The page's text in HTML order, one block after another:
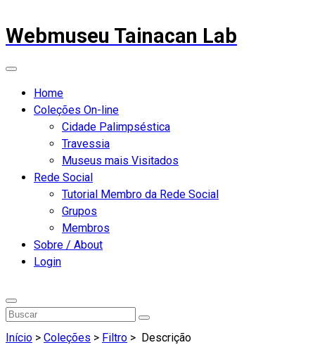
Webmuseu Tainacan Lab
Home
Coleções On-line
Cidade Palimpséstica
Travessia
Museus mais Visitados
Rede Social
Tutorial Membro da Rede Social
Grupos
Membros
Sobre / About
Login
Início > Coleções > Filtro > Descrição